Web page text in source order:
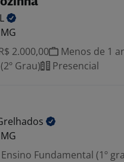
2.000,00
Menos de 1
Grau)
Presencial
Ensino Fundamental (1º